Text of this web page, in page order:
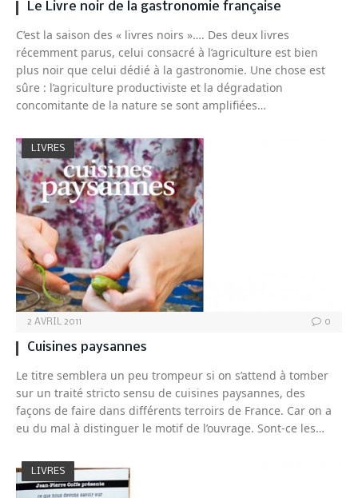
Le Livre noir de la gastronomie française
C’est la saison des « livres noirs »…. Des deux livres
récemment parus, celui consacré à l’agriculture est bien
plus noir que celui dédié à la gastronomie. Une chose est
sûre : l’agriculture productiviste et la dégradation
concomitante de la nature se sont amplifiées…
LIVRES
2 AVRIL 2011 0
Cuisines paysannes
Le titre semblera un peu trompeur si on s’attend à tomber
sur un traité stricto sensu de cuisines paysannes, des
façons de faire dans différents terroirs de France. Car on a
eu du mal à distinguer le motif de l’ouvrage. Sont-ce les…
LIVRES